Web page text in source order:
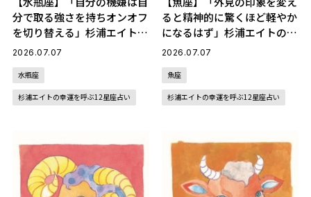
分で取る強さを持ちオンオフ
を切り替える」杉浦エイトの
幸運を呼ぶ12星座占い（7/7
2026.07.07
水瓶座
杉浦エイトの幸運を呼ぶ12星座占い
ると精神的に驚くほど軽やか
になるはず」杉浦エイトの幸
運を呼ぶ12星座占い（7/7～
2026.07.07
魚座
杉浦エイトの幸運を呼ぶ12星座占い